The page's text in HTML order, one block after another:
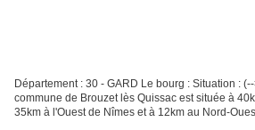
Département : 30 - GARD Le bourg : Situation :
commune de Brouzet lès Quissac est située à
35km à l'Ouest de Nîmes et à 12km au Nord-